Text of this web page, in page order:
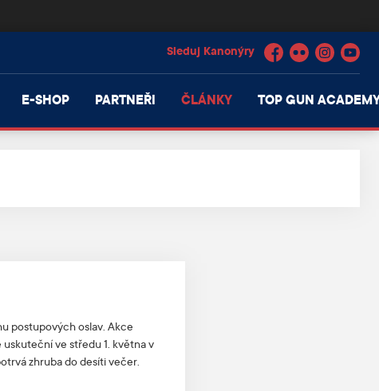
Facebook
Flickr InstagramYouTube
E-SHOP PARTNEŘI ČLÁNKY TOP GUN
postupových oslav. Akce
ve středu 1. května v
zhruba do desíti večer.